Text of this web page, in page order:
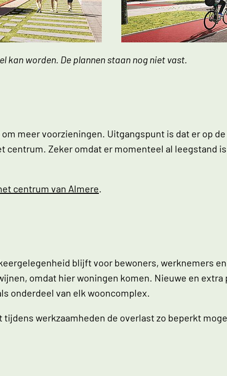
kan worden. De plannen staan nog niet vast.
meer voorzieningen. Uitgangspunt is dat er op
centrum. Zeker omdat er momenteel al leegstand
centrum van Almere.
blijft voor bewoners, werknemers
omdat hier woningen komen. Nieuwe en
onderdeel van elk wooncomplex.
werkzaamheden de overlast zo beperkt